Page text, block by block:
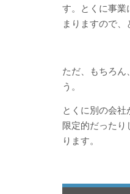
す。とくに事業
まりますので、
ただ、もちろ
う。
とくに別の会
限定的だった
ります。